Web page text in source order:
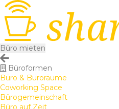
Büro mieten
Büroformen
Büro & Büroräume
Coworking Space
Bürogemeinschaft
Büro auf Zeit